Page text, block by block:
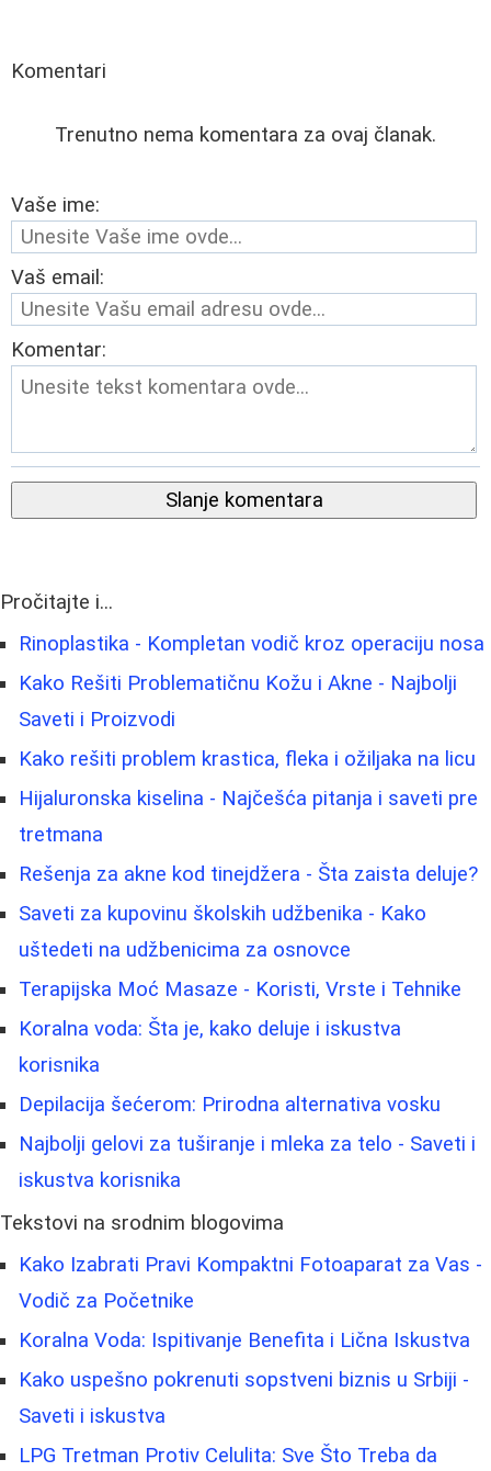
Komentari
Trenutno nema komentara za ovaj članak.
Vaše ime:
Vaš email:
Komentar:
Slanje komentara
Pročitajte i...
Rinoplastika - Kompletan vodič kroz operaciju nosa
Kako Rešiti Problematičnu Kožu i Akne - Najbolji
Saveti i Proizvodi
Kako rešiti problem krastica, fleka i ožiljaka na licu
Hijaluronska kiselina - Najčešća pitanja i saveti pre
tretmana
Rešenja za akne kod tinejdžera - Šta zaista deluje?
Saveti za kupovinu školskih udžbenika - Kako
uštedeti na udžbenicima za osnovce
Terapijska Moć Masaze - Koristi, Vrste i Tehnike
Koralna voda: Šta je, kako deluje i iskustva
korisnika
Depilacija šećerom: Prirodna alternativa vosku
Najbolji gelovi za tuširanje i mleka za telo - Saveti i
iskustva korisnika
Tekstovi na srodnim blogovima
Kako Izabrati Pravi Kompaktni Fotoaparat za Vas -
Vodič za Početnike
Koralna Voda: Ispitivanje Benefita i Lična Iskustva
Kako uspešno pokrenuti sopstveni biznis u Srbiji -
Saveti i iskustva
LPG Tretman Protiv Celulita: Sve Što Treba da